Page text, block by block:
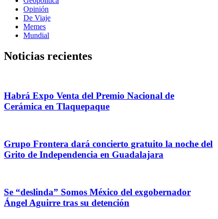
Opinión
De Viaje
Memes
Mundial
Noticias recientes
Habrá Expo Venta del Premio Nacional de
Cerámica en Tlaquepaque
Grupo Frontera dará concierto gratuito la noche del
Grito de Independencia en Guadalajara
Se “deslinda” Somos México del exgobernador
Ángel Aguirre tras su detención